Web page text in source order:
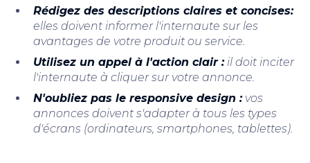
Rédigez des descriptions claires et concises:
elles doivent informer l'internaute sur les
avantages de votre produit ou service.
Utilisez un appel à l'action clair :il doit inciter
l'internaute à cliquer sur votre annonce.
N'oubliez pas le responsive design :vos
annonces doivent s'adapter à tous les types
d'écrans (ordinateurs, smartphones, tablettes).